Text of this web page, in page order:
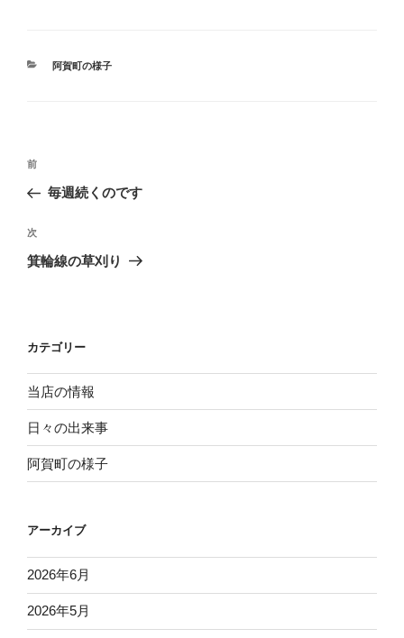
カ
阿賀町の様子
投
ビ
ゲ
ン
過
去
投
稿
前
毎週続くのです
次
の
次
箕輪線の草刈り
カテゴリー
当店の情報
日々の出来事
阿賀町の様子
アーカイブ
2026年6月
2026年5月